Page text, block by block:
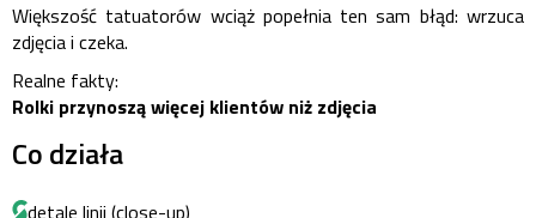
Większość tatuatorów wciąż popełnia ten sam błąd: wrzuca
zdjęcia i czeka.
Realne fakty:
Rolki przynoszą więcej klientów niż zdjęcia
Co działa